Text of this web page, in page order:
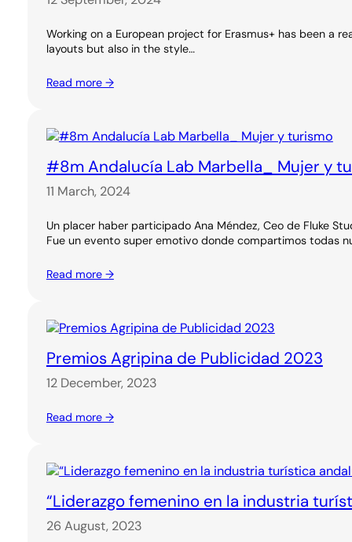
Working on a European project for Erasmus+ has been a
layouts but also in the style…
Read more →
#8m Andalucía Lab Marbella_ Mujer y
11 March, 2024
Un placer haber participado Ana Méndez, Ceo de Fluke
Fue un evento super emotivo donde compartimos todas
Read more →
Premios Agripina de Publicidad 2023
12 December, 2023
Read more →
“Liderazgo femenino en la industria
26 August, 2023